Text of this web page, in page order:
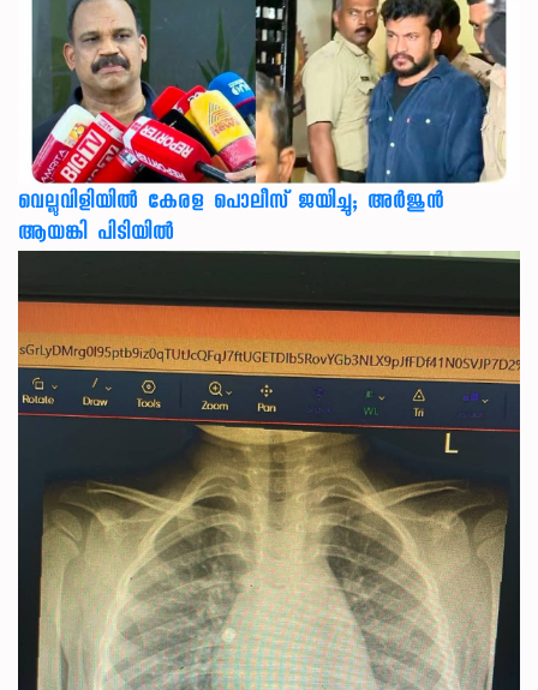
വെല്ലുവിളിയിൽ കേരള പൊലീസ് ജയിച്ചു; അർജുൻ
ആയങ്കി പിടിയിൽ